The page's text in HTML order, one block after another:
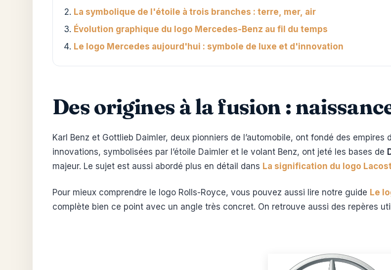
La symbolique de l'étoile à trois branches : terre, mer, air
Évolution graphique du logo Mercedes-Benz au fil du temps
Le logo Mercedes aujourd'hui : symbole de luxe et d'innovation
Des origines à la fusion :
Karl Benz et Gottlieb Daimler, deux pionniers de l’automobile, ont fondé des
innovations, symbolisées par l’étoile Daimler et le volant Benz, ont jeté les bases de
majeur. Le sujet est aussi abordé plus en détail dans La signification du logo
Pour mieux comprendre le logo Rolls-Royce, vous pouvez aussi lire notre guide Le
complète bien ce point avec un angle très concret. On retrouve aussi des repères